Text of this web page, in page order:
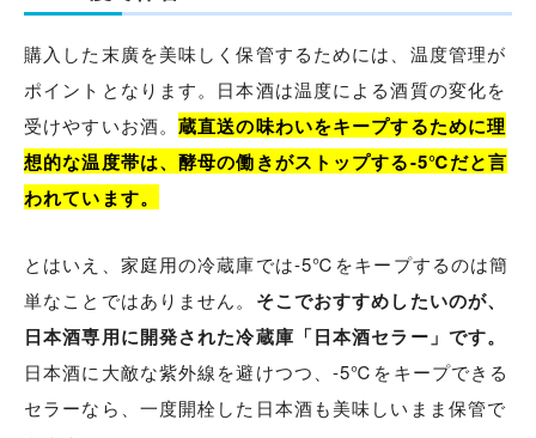
購入した末廣を美味しく保管するためには、温度管理が
ポイントとなります。日本酒は温度による酒質の変化を
受けやすいお酒。 蔵直送の味わいをキープするために理
想的な温度帯は、酵母の働きがストップする-5℃だと言
われています。
とはいえ、家庭用の冷蔵庫では-5℃をキープするのは簡
単なことではありません。 そこでおすすめしたいのが、
日本酒専用に開発された冷蔵庫「日本酒セラー」です。
日本酒に大敵な紫外線を避けつつ、-5℃をキープできる
セラーなら、一度開栓した日本酒も美味しいまま保管で